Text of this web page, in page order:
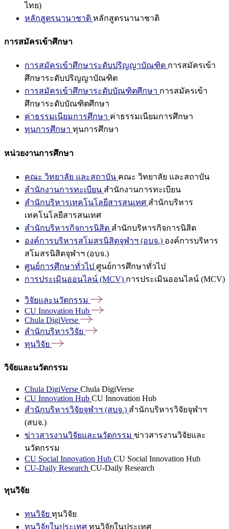
ไทย)
หลักสูตรนานาชาติ หลักสูตรนานาชาติ
การสมัครเข้าศึกษา
การสมัครเข้าศึกษาระดับปริญญาบัณฑิต การสมัครเข้า
ศึกษาระดับปริญญาบัณฑิต
การสมัครเข้าศึกษาระดับบัณฑิตศึกษา การสมัครเข้า
ศึกษาระดับบัณฑิตศึกษา
ค่าธรรมเนียมการศึกษา ค่าธรรมเนียมการศึกษา
ทุนการศึกษา ทุนการศึกษา
หน่วยงานการศึกษา
คณะ วิทยาลัย และสถาบัน คณะ วิทยาลัย และสถาบัน
สำนักงานการทะเบียน สำนักงานการทะเบียน
สำนักบริหารเทคโนโลยีสารสนเทศ สำนักบริหาร
เทคโนโลยีสารสนเทศ
สำนักบริหารกิจการนิสิต สำนักบริหารกิจการนิสิต
องค์การบริหารสโมสรนิสิตจุฬาฯ (อบจ.) องค์การบริหาร
สโมสรนิสิตจุฬาฯ (อบจ.)
ศูนย์การศึกษาทั่วไป ศูนย์การศึกษาทั่วไป
การประเมินออนไลน์ (MCV) การประเมินออนไลน์ (MCV)
วิจัยและนวัตกรรม
CU Innovation Hub
Chula DigiVerse
สำนักบริหารวิจัย
ทุนวิจัย
วิจัยและนวัตกรรม
Chula DigiVerse Chula DigiVerse
CU Innovation Hub CU Innovation Hub
สำนักบริหารวิจัยจุฬาฯ (สบจ.) สำนักบริหารวิจัยจุฬาฯ
(สบจ.)
ข่าวสารงานวิจัยและนวัตกรรม ข่าวสารงานวิจัยและ
นวัตกรรม
CU Social Innovation Hub CU Social Innovation Hub
CU-Daily Research CU-Daily Research
ทุนวิจัย
ทุนวิจัย ทุนวิจัย
ทุนวิจัยในประเทศ ทุนวิจัยในประเทศ